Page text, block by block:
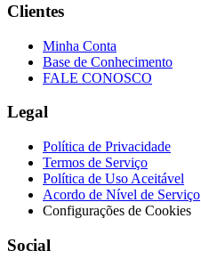
Clientes
Minha Conta
Base de Conhecimento
FALE CONOSCO
Legal
Política de Privacidade
Termos de Serviço
Política de Uso Aceitável
Acordo de Nível de Serviço
Configurações de Cookies
Social